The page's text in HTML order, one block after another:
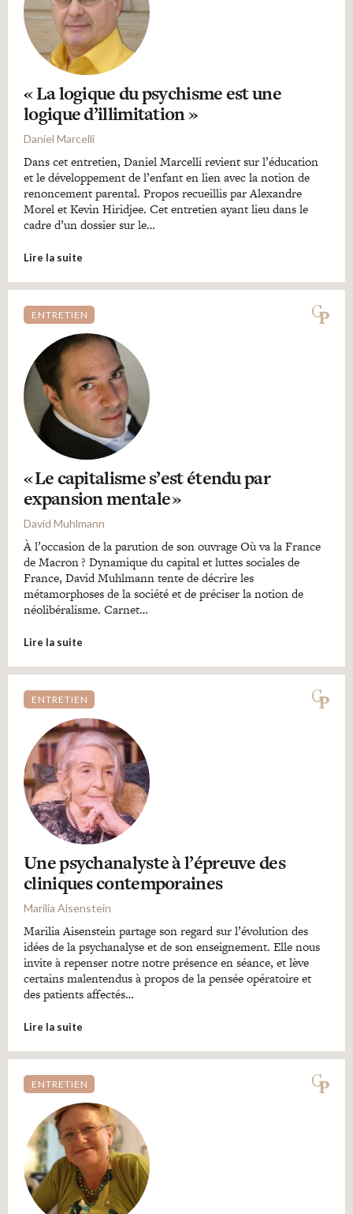
« La logique du psychisme est une
logique d’illimitation »
Daniel Marcelli
Dans cet entretien, Daniel Marcelli revient sur l’éducation
et le développement de l’enfant en lien avec la notion de
renoncement parental. Propos recueillis par Alexandre
Morel et Kevin Hiridjee. Cet entretien ayant lieu dans le
cadre d’un dossier sur le…
Lire la suite
ENTRETIEN
« Le capitalisme s’est étendu par
expansion mentale »
David Muhlmann
À l’occasion de la parution de son ouvrage Où va la France
de Macron ? Dynamique du capital et luttes sociales de
France, David Muhlmann tente de décrire les
métamorphoses de la société et de préciser la notion de
néolibéralisme. Carnet…
Lire la suite
ENTRETIEN
Une psychanalyste à l’épreuve des
cliniques contemporaines
Marilia Aisenstein
Marilia Aisenstein partage son regard sur l’évolution des
idées de la psychanalyse et de son enseignement. Elle nous
invite à repenser notre notre présence en séance, et lève
certains malentendus à propos de la pensée opératoire et
des patients affectés…
Lire la suite
ENTRETIEN